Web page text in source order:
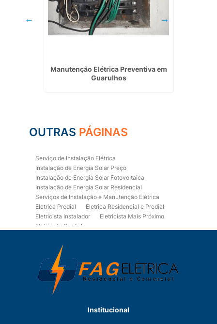
Manutenção Elétrica Preventiva em
Guarulhos
OUTRAS PÁGINAS
Serviço de Instalação Elétrica
Instalação de Energia Solar Preço
Instalação de Energia Solar Fotovoltaica
Instalação de Energia Solar Residencial
Serviços de Instalação e Manutenção Elétrica
Eletrica Predial
Eletrica Residencial e Predial
Eletricista Instalador
Eletricista Mais Próximo
Eletricista Predial
Eletricista Residencial
Eletricista Residencial E Predial
Eletricistas de Manutenção
Empresa de Instalações Elétricas
Empresa de Manutenção Eletrica
Empresa de Prestação de Serviços Eletricos
Fiação para Instalação Eletrica Residencial
Institucional